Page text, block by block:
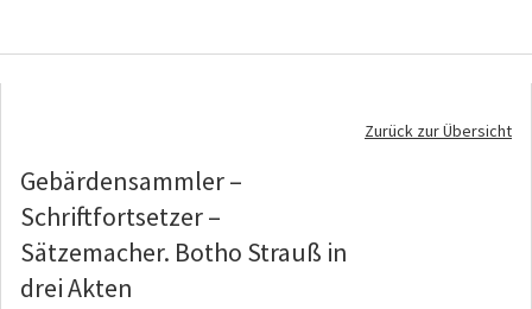
Zurück zur Übersicht
Gebärdensammler –
Schriftfortsetzer –
Sätzemacher. Botho Strauß in
drei Akten